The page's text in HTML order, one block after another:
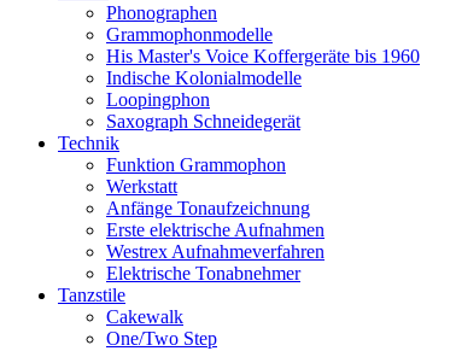
Phonographen
Grammophonmodelle
His Master's Voice Koffergeräte bis 1960
Indische Kolonialmodelle
Loopingphon
Saxograph Schneidegerät
Technik
Funktion Grammophon
Werkstatt
Anfänge Tonaufzeichnung
Erste elektrische Aufnahmen
Westrex Aufnahmeverfahren
Elektrische Tonabnehmer
Tanzstile
Cakewalk
One/Two Step